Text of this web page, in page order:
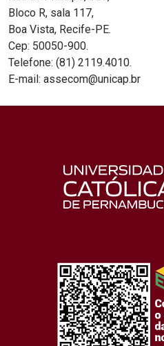
Bloco R, sala 117,
Boa Vista, Recife-PE.
Cep: 50050-900.
Telefone: (81) 2119.4010.
E-mail: assecom@unicap.br